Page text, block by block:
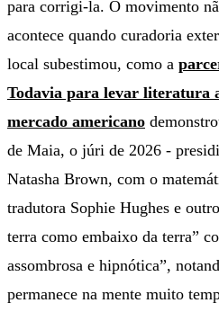
para corrigi-la. O movimento
acontece quando curadoria
local subestimou, como a
Todavia para levar literatura
mercado americano
de Maia, o júri de 2026 -
Natasha Brown, com o
tradutora Sophie Hughes e
terra como embaixo da terra”
assombrosa e hipnótica”,
permanece na mente muito